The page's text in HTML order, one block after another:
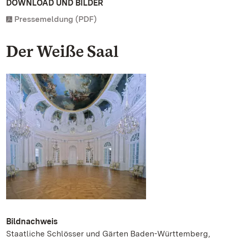
DOWNLOAD UND BILDER
Pressemeldung (PDF)
Der Weiße Saal
Bildnachweis
Staatliche Schlösser und Gärten Baden-Württemberg,